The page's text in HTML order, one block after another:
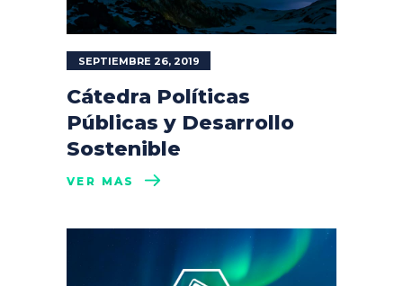
SEPTIEMBRE 26, 2019
Cátedra Políticas
Públicas y Desarrollo
Sostenible
VER MÁS